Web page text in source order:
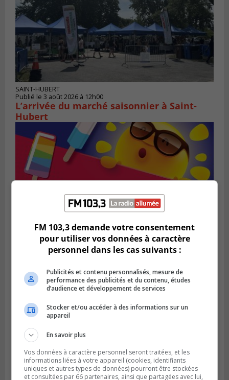
SAINT-HUBERT
Publié le 3 août 2026 à 12h00
L’arrivée du marché saisonnier à Saint-
Hubert
SAINT-BRUNO-DE-MONTARVILLE
La Fête des parcs est de retour à Saint-
Bruno
FM 103,3 demande votre consentement
pour utiliser vos données à caractère
personnel dans les cas suivants :
Publicités et contenu personnalisés, mesure de
performance des publicités et du contenu, études
d’audience et développement de services
Stocker et/ou accéder à des informations sur un
appareil
En savoir plus
Vos données à caractère personnel seront traitées, et les
informations liées à votre appareil (cookies, identifiants
uniques et autres types de données) pourront être stockées
et consultées par 66 partenaires, ainsi que partagées avec lui,